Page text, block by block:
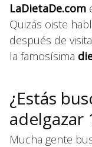
LaDietaDe.com
Quizás oiste
después de
la famosísima
¿Estás
adelgazar
Mucha gente